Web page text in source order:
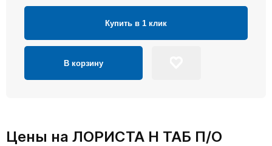
Купить в 1 клик
В корзину
Цены на ЛОРИСТА Н ТАБ П/О